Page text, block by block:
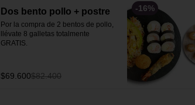
-16%
Dos bento pollo + postre
Por la compra de 2 bentos de pollo,
llévate 8 galletas totalmente
GRATIS.
$69.600$82.400